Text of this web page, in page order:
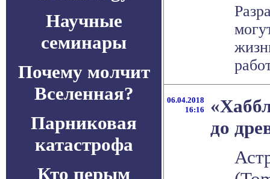
Научные
семинары
Почему молчит
Вселенная?
Парниковая
катастрофа
Кто перым
06.04.2018
16:16
до